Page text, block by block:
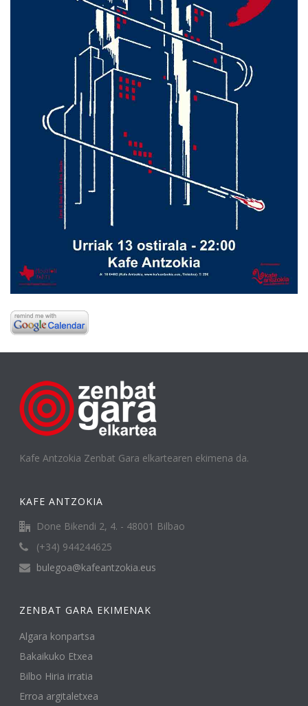
Kafe Antzokia Zenbat Gara elkartearen ekimena da.
KAFE ANTZOKIA
Done Bikendi 2, 4. - 48001 Bilbao
(+34) 944244625
bulegoa@kafeantzokia.eus
ZENBAT GARA EKIMENAK
Algara konpartsa
Bakaikuko Etxea
Bilbo Hiria irratia
Erroa argitaletxea